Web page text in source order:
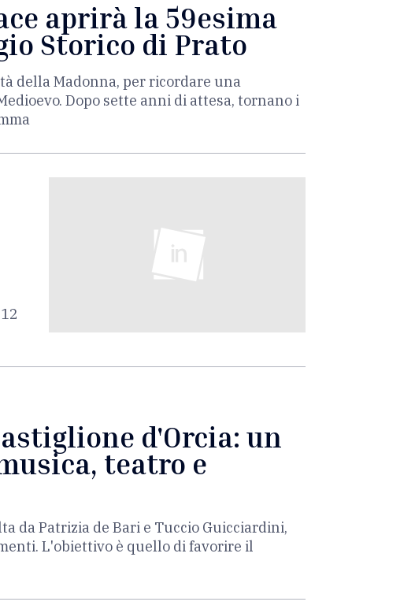
aprirà la 59esima
Storico di Prato
della Madonna, per ricordare una
Dopo sette anni di attesa, tornano i
d'Orcia: un
teatro e
da Patrizia de Bari e Tuccio Guicciardini,
L'obiettivo è quello di favorire il